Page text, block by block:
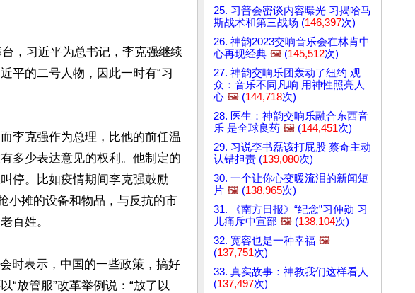
，习近平为总书记，李克强继续
平的二号人物，因此一时有“习
李克强作为总理，比他的前任温
多少表达意见的权利。他制定的
停。比如疫情期间李克强鼓励
小摊的设备和物品，与反抗的市
百姓。
时表示，中国的一些政策，搞好
“放管服”改革举例说：“放了以
25. 习普会密谈内容曝光 习揭哈马
斯战术和第三战场 (146,397次)
26. 神韵2023交响音乐会在林肯中
心再现经典 🖼️ (145,512次)
27. 神韵交响乐团轰动了纽约 观
众：音乐不同凡响 用神性照亮人
心 🖼️ (144,718次)
28. 医生：神韵交响乐融合东西音
乐 是全球良药 🖼️ (144,451次)
29. 习说李书磊该打屁股 蔡奇主动
认错担责 (139,080次)
30. 一个让你心变暖流泪的新闻短
片 🖼️ (138,965次)
31. 《南方日报》“纪念”习仲勋 习
儿痛斥中宣部 🖼️ (138,104次)
32. 宽容也是一种幸福 🖼️
(137,751次)
33. 真实故事：神教我们这样看人
(137,497次)